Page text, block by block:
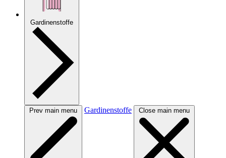
Gardinenstoffe
Prev main menu Gardinenstoffe Close main menu